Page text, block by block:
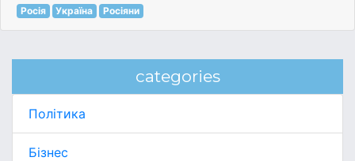
Росія Україна Росіяни
categories
Політика
Бізнес